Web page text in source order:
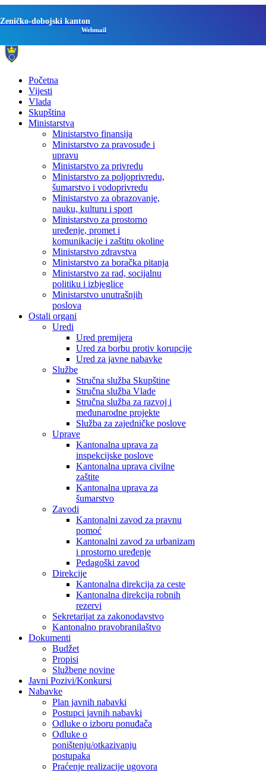
Zeničko-dobojski kanton
Webmail
Početna
Vijesti
Vlada
Skupština
Ministarstva
Ministarstvo finansija
Ministarstvo za pravosuđe i
upravu
Ministarstvo za privredu
Ministarstvo za poljoprivredu,
šumarstvo i vodoprivredu
Ministarstvo za obrazovanje,
nauku, kulturu i sport
Ministarstvo za prostorno
uređenje, promet i
komunikacije i zaštitu okoline
Ministarstvo zdravstva
Ministarstvo za boračka pitanja
Ministarstvo za rad, socijalnu
politiku i izbjeglice
Ministarstvo unutrašnjih
poslova
Ostali organi
Uredi
Ured premijera
Ured za borbu protiv korupcije
Ured za javne nabavke
Službe
Stručna služba Skupštine
Stručna služba Vlade
Stručna služba za razvoj i
međunarodne projekte
Služba za zajedničke poslove
Uprave
Kantonalna uprava za
inspekcijske poslove
Kantonalna uprava civilne
zaštite
Kantonalna uprava za
šumarstvo
Zavodi
Kantonalni zavod za pravnu
pomoć
Kantonalni zavod za urbanizam
i prostorno uređenje
Pedagoški zavod
Direkcije
Kantonalna direkcija za ceste
Kantonalna direkcija robnih
rezervi
Sekretarijat za zakonodavstvo
Kantonalno pravobranilaštvo
Dokumenti
Budžet
Propisi
Službene novine
Javni Pozivi/Konkursi
Nabavke
Plan javnih nabavki
Postupci javnih nabavki
Odluke o izboru ponuđača
Odluke o
poništenju/otkazivanju
postupaka
Praćenje realizacije ugovora